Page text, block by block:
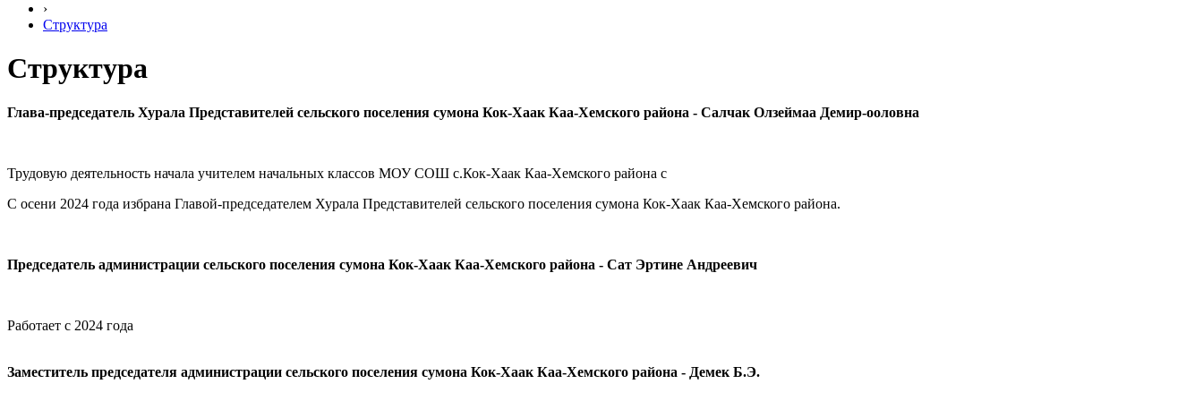
›
Структура
Структура
Глава-председатель Хурала Представителей сельского поселения сумона Кок-Хаак Каа-Хемского района - Салчак Олзеймаа Демир-ооловна
Трудовую деятельность начала учителем начальных классов МОУ СОШ с.Кок-Хаак Каа-Хемского района с
С осени 2024 года избрана Главой-председателем Хурала Представителей сельского поселения сумона Кок-Хаак Каа-Хемского района.
Председатель администрации сельского поселения сумона Кок-Хаак Каа-Хемского района - Сат Эртине Андреевич
Работает с 2024 года
Заместитель председателя администрации сельского поселения сумона Кок-Хаак Каа-Хемского района - Демек Б.Э.